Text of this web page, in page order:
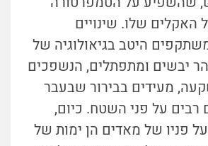
האקלים שלו. שינויים
היטב בגיאולוגיה של
יבשים ומתפתלים, הנשפכים
מעידים בבירור שבעבר
רבים על פני השטח. כיום,
פניו של מאדים הן ימות של